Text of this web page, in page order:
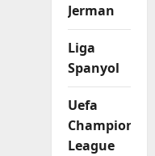
Jerman
Liga
Spanyol
Uefa
Champions
League